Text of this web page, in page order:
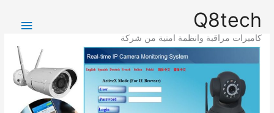
المحتوى
Q8tech
كاميرات مراقبة وانظمة امنية من شركة